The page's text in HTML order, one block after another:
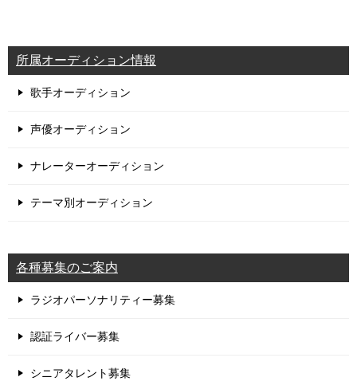
所属オーディション情報
歌手オーディション
声優オーディション
ナレーターオーディション
テーマ別オーディション
各種募集のご案内
ラジオパーソナリティー募集
認証ライバー募集
シニアタレント募集